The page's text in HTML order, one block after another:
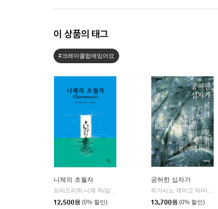
이 상품의 태그
#크레마클럽에있어요
니체의 초월자
프리드리히 니체 저/김철 편역
12,500원 (0% 할인)
공허한 십자가
히가시노 게이고 저/이선희 역
13,700원 (0% 할인)